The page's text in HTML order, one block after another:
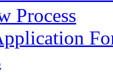
Process